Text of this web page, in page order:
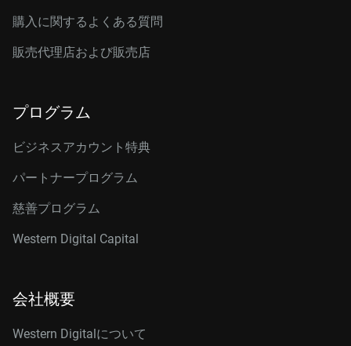
購入に関するよくある質問
販売代理店および販売店
プログラム
ビジネスアカウント特典
パートナープログラム
慈善プログラム
Western Digital Capital
会社概要
Western Digitalについて